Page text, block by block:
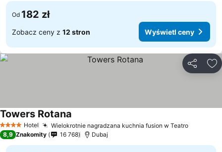
Od 182 zł
Zobacz ceny z 12 stron Wyświetl ceny
4 KategoriaHotel Wielokrotnie nagradzana kuchnia fusion w Teatro
Towers Rotana
8,9 Znakomity 16 768 Dubaj